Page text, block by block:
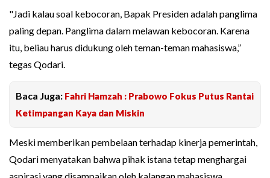
"Jadi kalau soal kebocoran, Bapak Presiden adalah panglima
paling depan. Panglima dalam melawan kebocoran. Karena
itu, beliau harus didukung oleh teman-teman mahasiswa,”
tegas Qodari.
Baca Juga: Fahri Hamzah : Prabowo Fokus Putus Rantai
Ketimpangan Kaya dan Miskin
Meski memberikan pembelaan terhadap kinerja pemerintah,
Qodari menyatakan bahwa pihak istana tetap menghargai
aspirasi yang disampaikan oleh kalangan mahasiswa.